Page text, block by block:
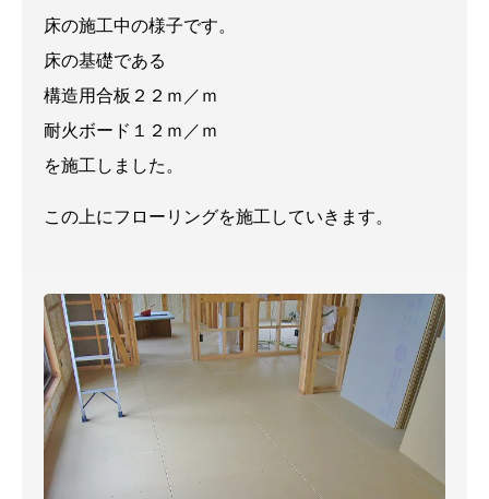
床の施工中の様子です。
床の基礎である
構造用合板２２ｍ／ｍ
耐火ボード１２ｍ／ｍ
を施工しました。
この上にフローリングを施工していきます。